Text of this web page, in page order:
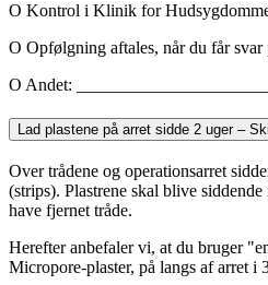
O Kontrol i Klinik for
O Opfølgning aftales, når du får
O Andet:
Lad plastene på arret sidde 2 uger –
Over trådene og operationsarret
(strips). Plastrene skal blive
have fjernet tråde.
Herefter anbefaler vi, at du bruger
Micropore-plaster, på langs af arret i